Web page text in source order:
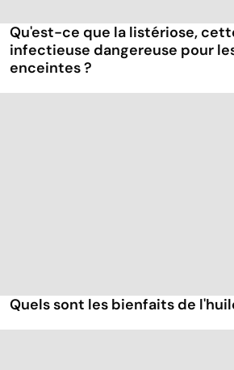
Qu'est-ce que la listériose,
infectieuse dangereuse pour
enceintes ?
Quels sont les bienfaits de